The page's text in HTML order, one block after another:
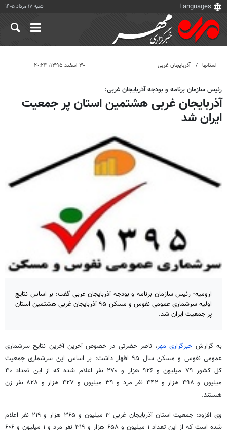
شنبه ۱۷ مرداد ۱۴۰۵
استانها آذربایجان غربی ۳۰ اسفند ۱۳۹۵، ۲۰:۲۴
رئیس سازمان برنامه و بودجه آذربایجان غربی:
آذربایجان غربی هشتمین استان پر جمعیت
ایران شد
ارومیه- رئیس سازمان برنامه و بودجه آذربایجان غربی گفت: بر اساس نتایج
اولیه سرشماری عمومی نفوس و مسکن ۹۵ آذربایجان غربی هشتمین استان
پر جمعیت ایران شد.
به گزارش خبرگزاری مهر، ناصر حضرتی در خصوص آخرین آخرین نتایج سرشماری
عمومی نفوس و مسکن سال ۹۵ اظهار داشت: بر اساس این سرشماری جمعیت
کل کشور ۷۹ میلیون و ۹۲۶ هزار و ۲۷۰ نفر اعلام شده که از این تعداد ۴۰
میلیون و ۴۹۸ هزار و ۴۴۲ نفر مرد و ۳۹ میلیون و ۴۲۷ هزار و ۸۲۸ نفر زن
هستند.
وی افزود: جمعیت استان آذربایجان غربی ۳ میلیون و ۳۶۵ هزار و ۲۱۹ نفر اعلام
شده است که از این تعداد ۱ میلیون و ۶۵۸ هزار و ۳۱۹ نفر مرد و ۱ میلیون و ۶۰۶